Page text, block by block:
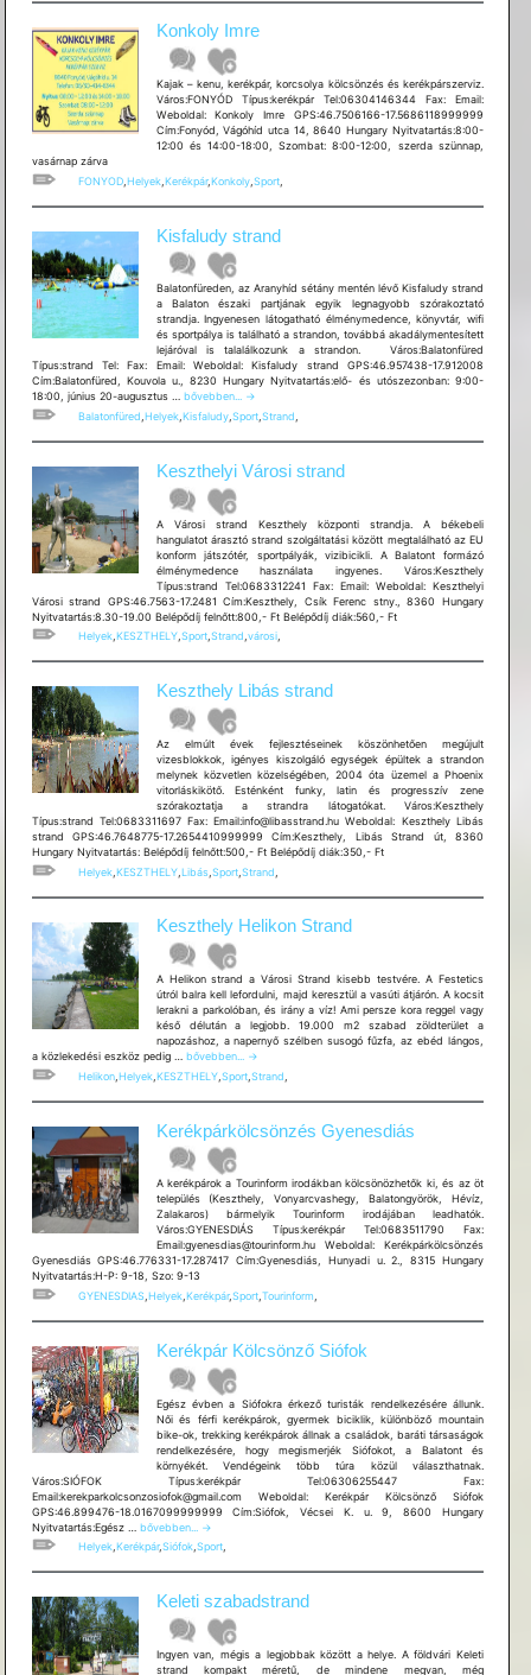
Konkoly Imre
Kajak – kenu, kerékpár, korcsolya kölcsönzés és kerékpárszerviz.
Város:FONYÓD Típus:kerékpár Tel:06304146344 Fax: Email:
Weboldal: Konkoly Imre GPS:46.7506166-17.5686118999999
Cím:Fonyód, Vágóhíd utca 14, 8640 Hungary Nyitvatartás:8:00-
12:00 és 14:00-18:00, Szombat: 8:00-12:00, szerda szünnap,
vasárnap zárva
FONYOD, Helyek, Kerékpár,Konkoly, Sport,
Kisfaludy strand
Balatonfüreden, az Aranyhíd sétány mentén lévő Kisfaludy strand
a Balaton északi partjának egyik legnagyobb szórakoztató
strandja. Ingyenesen látogatható élménymedence, könyvtár, wifi
és sportpálya is található a strandon, továbbá akadálymentesített
lejáróval is talalálkozunk a strandon. Város:Balatonfüred
Típus:strand Tel: Fax: Email: Weboldal: Kisfaludy strand GPS:46.957438-17.912008
Cím:Balatonfüred, Kouvola u., 8230 Hungary Nyitvatartás:elő- és utószezonban: 9:00-
18:00, június 20-augusztus … Kisfaludy
strand
bővebben... →
Balatonfüred Helyek, Kisfaludy, Sport, Strand
Keszthelyi Városi strand
A Városi strand Keszthely központi strandja. A békebeli
hangulatot árasztó strand szolgáltatási között megtalálható az EU
konform játszótér, sportpályák, vizibicikli. A Balatont formázó
élménymedence használata ingyenes. Város:Keszthely
Típus:strand Tel:0683312241 Fax: Email: Weboldal: Keszthelyi
Városi strand GPS:46.7563-17.2481 Cím:Keszthely, Csík Ferenc stny., 8360 Hungary
Nyitvatartás:8.30-19.00 Belépődíj felnőtt:800,- Ft Belépődíj diák:560,- Ft
Helyek,KESZTHELY,Sport,Strand,városi,
Keszthely Libás strand
Az elmúlt évek fejlesztéseinek köszönhetően megújult
vizesblokkok, igényes kiszolgáló egységek épültek a strandon
melynek közvetlen közelségében, 2004 óta üzemel a Phoenix
vitorláskikötő. Esténként funky, latin és progresszív zene
szórakoztatja a strandra látogatókat. Város:Keszthely
Típus:strand Tel:0683311697 Fax: Email:info@libasstrand.hu Weboldal: Keszthely Libás
strand GPS:46.7648775-17.2654410999999 Cím:Keszthely, Libás Strand út, 8360
Hungary Nyitvatartás: Belépődíj felnőtt:500,- Ft Belépődíj diák:350,- Ft
Helyek, KESZTHELY, Libás, Sport, Strand
Keszthely Helikon Strand
A Helikon strand a Városi Strand kisebb testvére. A Festetics
útról balra kell lefordulni, majd keresztül a vasúti átjárón. A kocsit
lerakni a parkolóban, és irány a víz! Ami persze kora reggel vagy
késő délután a legjobb. 19.000 m2 szabad zöldterület a
napozáshoz, a napernyő szélben susogó fűzfa, az ebéd lángos,
a közlekedési eszköz pedig … Keszthely
Helikon
bővebben...
→
Helikon, Helyek, KESZTHELY, Sport, Strand
Kerékpárkölcsönzés Gyenesdiás
A kerékpárok a Tourinform irodákban kölcsönözhetők ki, és az öt
település (Keszthely, Vonyarcvashegy, Balatongyörök, Hévíz,
Zalakaros) bármelyik Tourinform irodájában leadhatók.
Város:GYENESDIÁS Típus:kerékpár Tel:0683511790 Fax:
Email:gyenesdias@tourinform.hu Weboldal: Kerékpárkölcsönzés
Gyenesdiás GPS:46.776331-17.287417 Cím:Gyenesdiás, Hunyadi u. 2., 8315 Hungary
Nyitvatartás:H-P: 9-18, Szo: 9-13
GYENESDIAS, Helyek, Kerékpár,Sport, Tourinform
Kerékpár Kölcsönző Siófok
Egész évben a Siófokra érkező turisták rendelkezésére állunk.
Női és férfi kerékpárok, gyermek biciklik, különböző mountain
bike-ok, trekking kerékpárok állnak a családok, baráti társaságok
rendelkezésére, hogy megismerjék Siófokot, a Balatont és
környékét. Vendégeink több túra közül választhatnak.
Város:SIÓFOK Típus:kerékpár Tel:06306255447 Fax:
Email:kerekparkolcsonzosiofok@gmail.com Weboldal: Kerékpár Kölcsönző Siófok
GPS:46.899476-18.0167099999999 Cím:Siófok, Vécsei K. u. 9, 8600 Hungary
Nyitvatartás:Egész … Kerékpár
Kölcsönző
Siófok
bővebben...
→
Helyek,Kerékpár,Siófok,Sport,
Keleti szabadstrand
Ingyen van, mégis a legjobbak között a helye. A földvári Keleti
strand kompakt méretű, de mindene megvan, még